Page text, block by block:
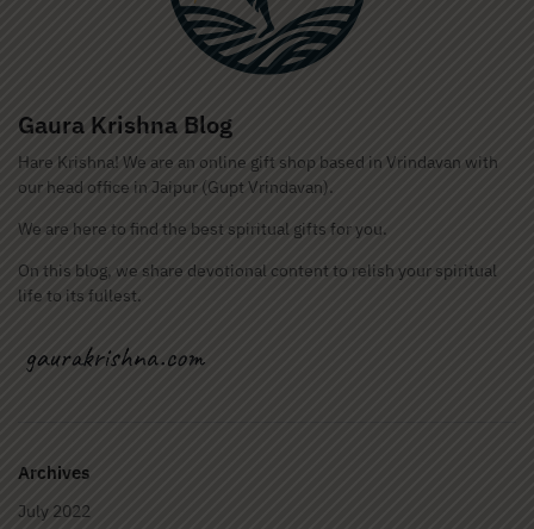
Gaura Krishna Blog
Hare Krishna! We are an online gift shop based in Vrindavan with
our head office in Jaipur (Gupt Vrindavan).
We are here to find the best spiritual gifts for you.
On this blog, we share devotional content to relish your spiritual
life to its fullest.
Archives
July 2022